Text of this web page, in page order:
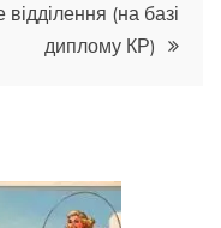
(на базі
диплому КР)